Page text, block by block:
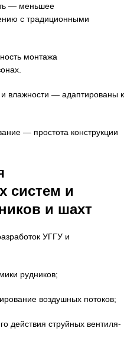
— меньшее
с традиционными
монтажа
и влажности — адаптированы к
— простота конструкции
систем и
и шахт
УГГУ и
рудников;
воздушных потоков;
струйных вентиля-